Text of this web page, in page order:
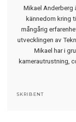
Mikael Anderberg
kännedom kring
mångårig
utvecklingen av
Mikael har i
kamerautrustning,
SKRIBENT